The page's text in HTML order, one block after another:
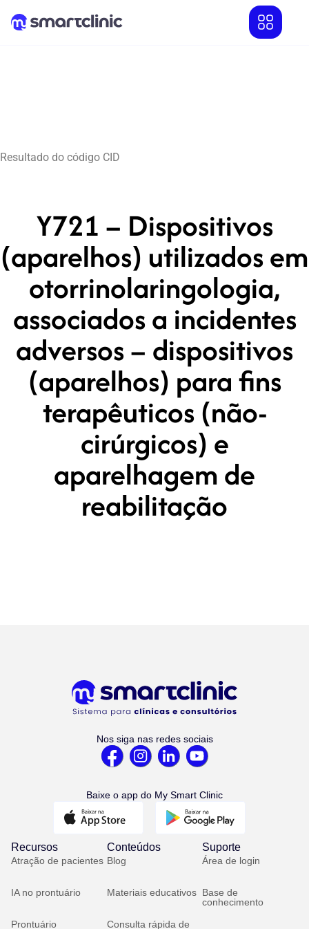
Resultado do código CID
Y721 – Dispositivos
(aparelhos) utilizados em
otorrinolaringologia,
associados a incidentes
adversos – dispositivos
(aparelhos) para fins
terapêuticos (não-
cirúrgicos) e
aparelhagem de
reabilitação
Nos siga nas redes sociais
Baixe o app do My Smart Clinic
Recursos
Atração de pacientes
IA no prontuário
Prontuário
Conteúdos
Blog
Materiais educativos
Consulta rápida de
Suporte
Área de login
Base de
conhecimento